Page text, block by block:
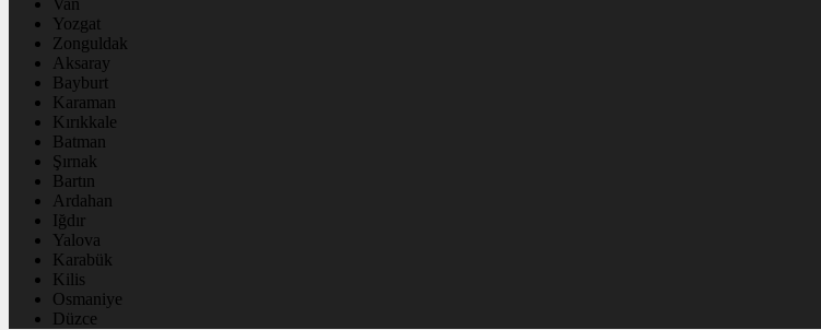
Van
Yozgat
Zonguldak
Aksaray
Bayburt
Karaman
Kırıkkale
Batman
Şırnak
Bartın
Ardahan
Iğdır
Yalova
Karabük
Kilis
Osmaniye
Düzce